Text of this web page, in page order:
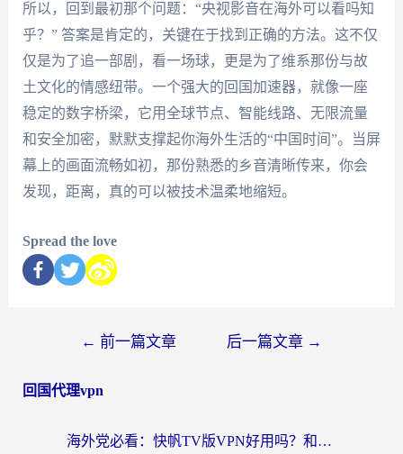
所以，回到最初那个问题：“央视影音在海外可以看吗知
乎？” 答案是肯定的，关键在于找到正确的方法。这不仅
仅是为了追一部剧，看一场球，更是为了维系那份与故
土文化的情感纽带。一个强大的回国加速器，就像一座
稳定的数字桥梁，它用全球节点、智能线路、无限流量
和安全加密，默默支撑起你海外生活的“中国时间”。当屏
幕上的画面流畅如初，那份熟悉的乡音清晰传来，你会
发现，距离，真的可以被技术温柔地缩短。
Spread the love
← 前一篇文章 后一篇文章 →
回国代理vpn
海外党必看：快帆TV版VPN好用吗？和快游VPN对比哪个回国效果更好？附实用避坑指南